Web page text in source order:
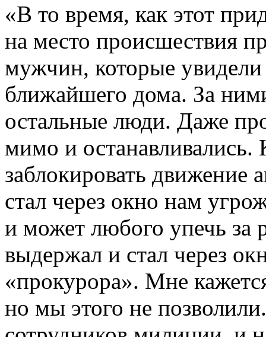
«В то время, как этот
на место происшествия
мужчин, которые
ближайшего дома. За
остальные люди. Даже
мимо и останавливались.
заблокировать движение
стал через окно нам
и может любого упечь за
выдержал и стал через
«прокурора». Мне
но мы этого не